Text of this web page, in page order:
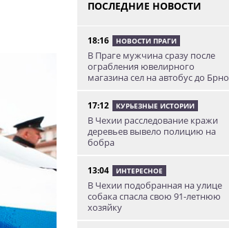
ПОСЛЕДНИЕ НОВОСТИ
18:16 НОВОСТИ ПРАГИ
В Праге мужчина сразу после
ограбления ювелирного
магазина сел на автобус до Брно
17:12 КУРЬЕЗНЫЕ ИСТОРИИ
В Чехии расследование кражи
деревьев вывело полицию на
бобра
13:04 ИНТЕРЕСНОЕ
В Чехии подобранная на улице
собака спасла свою 91-летнюю
хозяйку